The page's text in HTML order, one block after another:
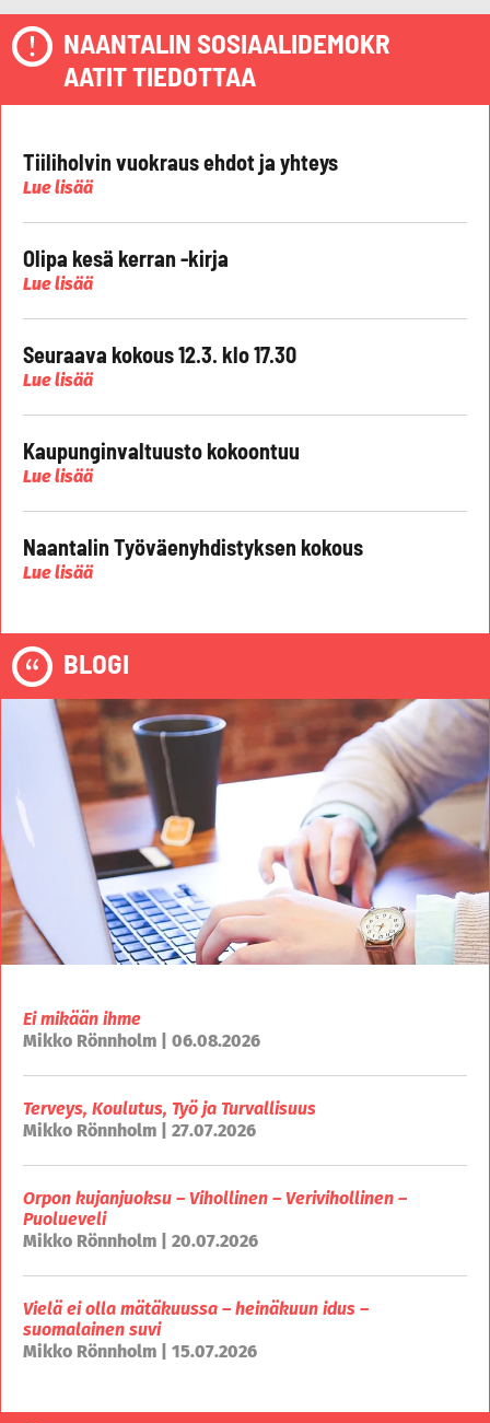
NAANTALIN SOSIAALIDEMOKR
AATIT TIEDOTTAA
Tiiliholvin vuokraus ehdot ja yhteys
Lue lisää
Olipa kesä kerran -kirja
Lue lisää
Seuraava kokous 12.3. klo 17.30
Lue lisää
Kaupunginvaltuusto kokoontuu
Lue lisää
Naantalin Työväenyhdistyksen kokous
Lue lisää
BLOGI
Ei mikään ihme
Mikko Rönnholm | 06.08.2026
Terveys, Koulutus, Työ ja Turvallisuus
Mikko Rönnholm | 27.07.2026
Orpon kujanjuoksu – Vihollinen – Verivihollinen –
Puolueveli
Mikko Rönnholm | 20.07.2026
Vielä ei olla mätäkuussa – heinäkuun idus –
suomalainen suvi
Mikko Rönnholm | 15.07.2026